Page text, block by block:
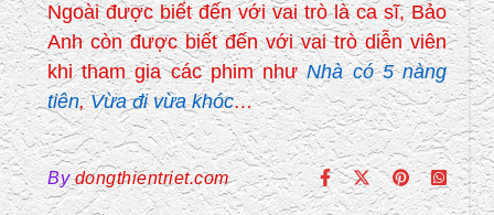
Ngoài được biết đến với vai trò là ca sĩ, Bảo
Anh còn được biết đến với vai trò diễn viên
khi tham gia các phim nhưNhà có 5 nàng
tiên,Vừa đi vừa khóc…
Bydongthientriet.com